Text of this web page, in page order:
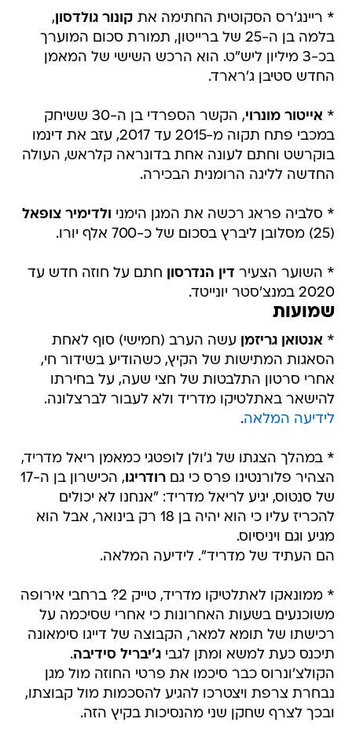
* ריינג'רס הסקוטית החתימה את קונור גולדסון,
בלמה בן ה-25 של ברייטון, תמורת סכום המוערך
בכ-3 מיליון ליש"ט. הוא הרכש השישי של המאמן
החדש סטיבן ג'רארד.
* אייטור מונרוי
, הקשר הספרדי בן ה-30 ששיחק
במכבי פתח תקוה מ-2015 עד 2017, עזב את דינמו
בוקרשט וחתם לעונה אחת בדונראה קלראש, העולה
החדשה לליגה הרומנית הבכירה.
* סלביה פראג רכשה את המגן הימני ולדימיר צופאל
(25) מסלובן ליברץ בסכום של כ-700 אלף יורו.
* השוער הצעיר דין הנדרסון חתם על חוזה חדש עד
2020 במנצ'סטר יונייטד.
שמועות
* אנטואן גריזמן עשה הערב (חמישי) סוף לאחת
הסאגות המתישות של הקיץ, כשהודיע בשידור חי,
אחרי סרטון התלבטות של חצי שעה, על בחירתו
להישאר באתלטיקו מדריד ולא לעבור לברצלונה.
לידיעה המלאה.
* במהלך הצגתו של ג'ולן לופטגי כמאמן ריאל מדריד,
הצהיר פלורנטינו פרס כי גםרודריגו
, הכישרון בן ה-17
של סנטוס, יגיע לריאל מדריד: "אנחנו לא יכולים
להכריז עליו כי הוא יהיה בן 18 רק בינואר, אבל הוא
מגיע וגם ויניסיוס.
הם העתיד של מדריד". לידיעה המלאה.
* ממונאקו לאתלטיקו מדריד, טייק 2? ברחבי אירופה
משוכנעים בשעות האחרונות כי אחרי שסיכמה על
רכישתו של תומא למאר, הקבוצה של דייגו סימאונה
תיכנס כעת למשא ומתן לגביג'יבריל סידיבה.
הקולצ'ונרוס כבר סיכמו את פרטי החוזה מול מגן
נבחרת צרפת ויצטרכו להגיע להסכמות מול קבוצתו,
ובכך לצרף שחקן שני מהנסיכות בקיץ הזה.